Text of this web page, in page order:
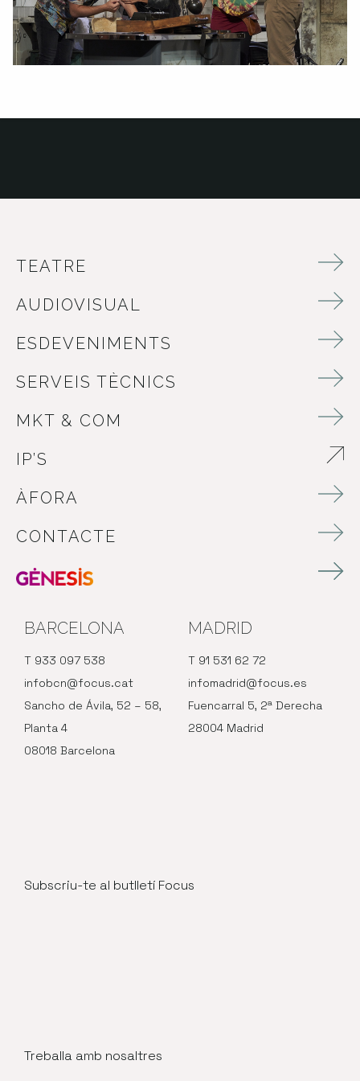
TEATRE
AUDIOVISUAL
ESDEVENIMENTS
SERVEIS TÈCNICS
MKT & COM
IP’S
ÀFORA
CONTACTE
BARCELONA
T 933 097 538
infobcn@focus.cat
Sancho de Ávila, 52 – 58,
Planta 4
08018 Barcelona
MADRID
T 91 531 62 72
infomadrid@focus.es
Fuencarral 5, 2ª Derecha
28004 Madrid
Subscriu-te al butlletí Focus
Treballa amb nosaltres